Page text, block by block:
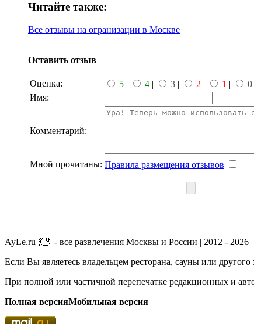
Читайте также:
Все отзывы на огранизации в Москве
Оставить отзыв
Оценка: 5 | 4 | 3 | 2 | 1 |
0
Имя:
Комментарий:
Мной прочитаны: Правила размещения отзывов
AyLe.ru 💃🤳 - все развлечения Москвы и России | 2012 - 2026
Если Вы являетесь владельцем ресторана, сауны или
При полной или частичной перепечатке редакционных и
Полная версияМобильная версия